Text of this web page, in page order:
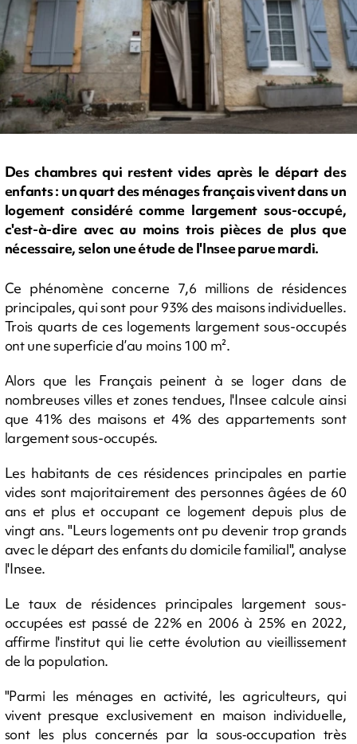
Des chambres qui restent vides après le départ des
enfants : un quart des ménages français vivent dans un
logement considéré comme largement sous-occupé,
c'est-à-dire avec au moins trois pièces de plus que
nécessaire, selon une étude de l'Insee parue mardi.
Ce phénomène concerne 7,6 millions de résidences
principales, qui sont pour 93% des maisons individuelles.
Trois quarts de ces logements largement sous-occupés
ont une superficie d’au moins 100 m².
Alors que les Français peinent à se loger dans de
nombreuses villes et zones tendues, l'Insee calcule ainsi
que 41% des maisons et 4% des appartements sont
largement sous-occupés.
Les habitants de ces résidences principales en partie
vides sont majoritairement des personnes âgées de 60
ans et plus et occupant ce logement depuis plus de
vingt ans. "Leurs logements ont pu devenir trop grands
avec le départ des enfants du domicile familial", analyse
l'Insee.
Le taux de résidences principales largement sous-
occupées est passé de 22% en 2006 à 25% en 2022,
affirme l'institut qui lie cette évolution au vieillissement
de la population.
"Parmi les ménages en activité, les agriculteurs, qui
vivent presque exclusivement en maison individuelle,
sont les plus concernés par la sous‑occupation très